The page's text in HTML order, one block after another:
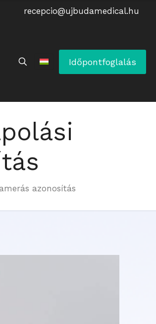
recepcio@ujbudamedical.hu
Időpontfoglalás
azonosítás